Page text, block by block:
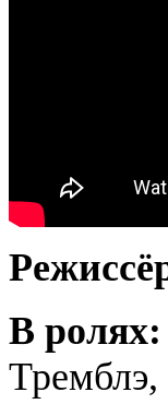
В ролях: